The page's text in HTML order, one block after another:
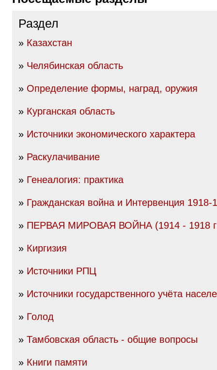
Раздел
» Казахстан
» Челябинская область
» Определение формы, наград, оружия
» Курганская область
» Источники экономического характера
» Раскулачивание
» Генеалогия: практика
» Гражданская война и Интервенция 1918-
» ПЕРВАЯ МИРОВАЯ ВОЙНА (1914 - 1918
» Киргизия
» Источники РПЦ
» Источники государственного учёта
» Голод
» Тамбовская область - общие вопросы
» Книги памяти